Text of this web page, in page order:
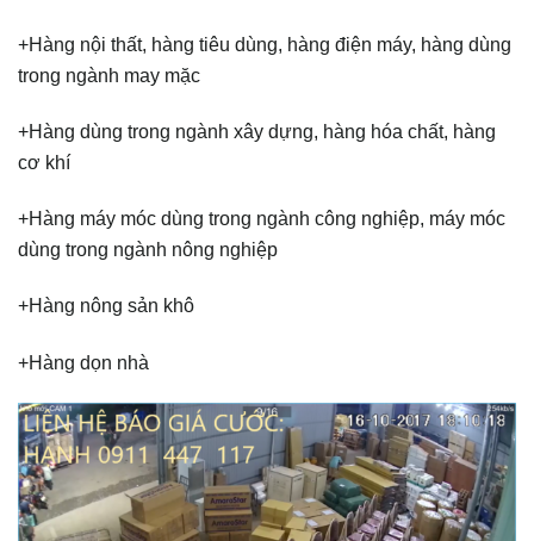
+Hàng nội thất, hàng tiêu dùng, hàng điện máy, hàng dùng
trong ngành may mặc
+Hàng dùng trong ngành xây dựng, hàng hóa chất, hàng
cơ khí
+Hàng máy móc dùng trong ngành công nghiệp, máy móc
dùng trong ngành nông nghiệp
+Hàng nông sản khô
+Hàng dọn nhà